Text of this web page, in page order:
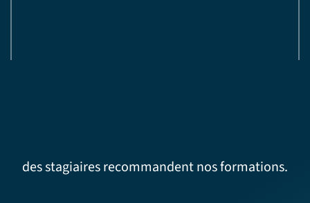
des stagiaires recommandent nos formations.